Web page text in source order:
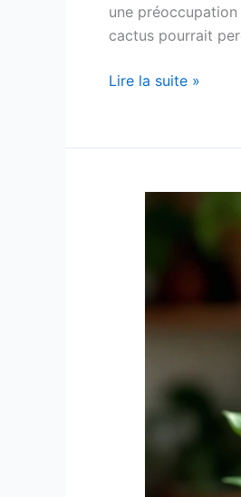
une
cactus pourrait
Pourquoi
devient-
Lire la suite »